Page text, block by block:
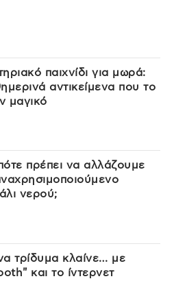
παιχνίδι για μωρά:
αντικείμενα που το
μαγικό
πρέπει να αλλάζουμε
νερού;
τρίδυμα κλαίνε… με
και το ίντερνετ